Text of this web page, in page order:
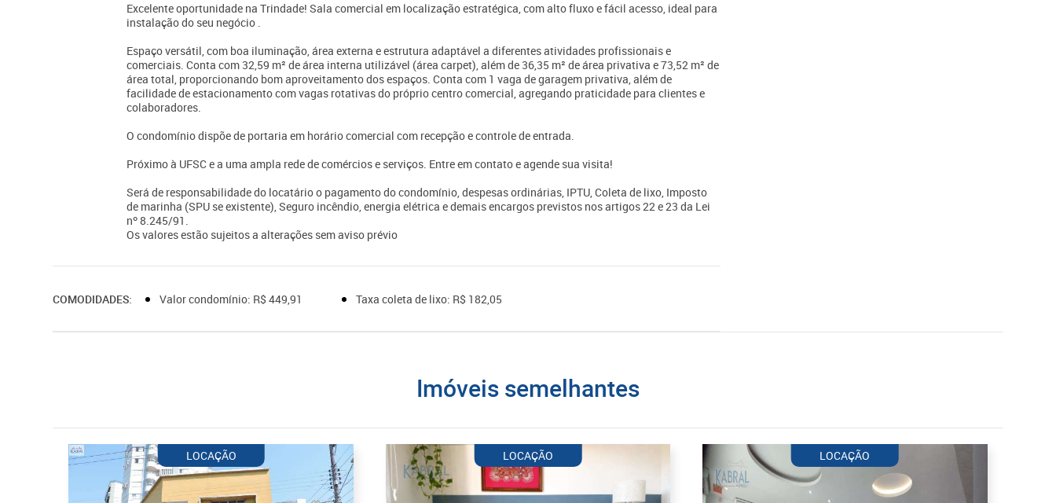
Excelente oportunidade na Trindade! Sala comercial em localização estratégica, com alto fluxo e fácil acesso, ideal para
instalação do seu negócio .
Espaço versátil, com boa iluminação, área externa e estrutura adaptável a diferentes atividades profissionais e
comerciais. Conta com 32,59 m² de área interna utilizável (área carpet), além de 36,35 m² de área privativa e 73,52 m² de
área total, proporcionando bom aproveitamento dos espaços. Conta com 1 vaga de garagem privativa, além de
facilidade de estacionamento com vagas rotativas do próprio centro comercial, agregando praticidade para clientes e
colaboradores.
O condomínio dispõe de portaria em horário comercial com recepção e controle de entrada.
Próximo à UFSC e a uma ampla rede de comércios e serviços. Entre em contato e agende sua visita!
Será de responsabilidade do locatário o pagamento do condomínio, despesas ordinárias, IPTU, Coleta de lixo, Imposto
de marinha (SPU se existente), Seguro incêndio, energia elétrica e demais encargos previstos nos artigos 22 e 23 da Lei
nº 8.245/91.
Os valores estão sujeitos a alterações sem aviso prévio
COMODIDADES: Valor condomínio: R$ 449,91 Taxa coleta de lixo: R$ 182,05
imóveis semelhantes
LOCAÇÃO LOCAÇÃO LOCAÇÃO